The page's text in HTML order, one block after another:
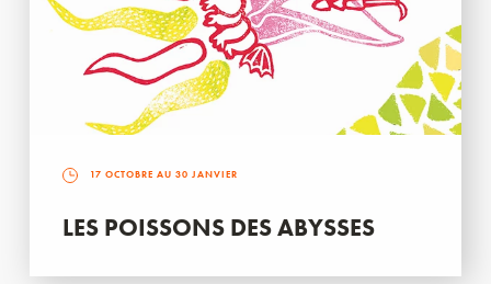
17 OCTOBRE AU 30 JANVIER
LES POISSONS DES ABYSSES